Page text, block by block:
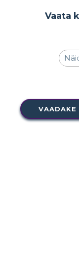
Vaata
VAADAKE